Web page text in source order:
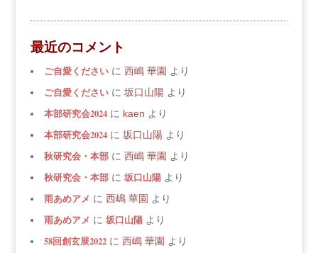
最近のコメント
ご自愛くださいに 西嶋 華園 より
ご自愛くださいに 坂口山陽より
本部研究会2024に kaen より
本部研究会2024に 坂口山陽より
秋研究会・本部に 西嶋 華園 より
秋研究会・本部に 坂口山陽より
雨あめアメ に 西嶋 華園 より
雨あめアメ に 坂口山陽より
58回創玄展2022に 西嶋 華園 より